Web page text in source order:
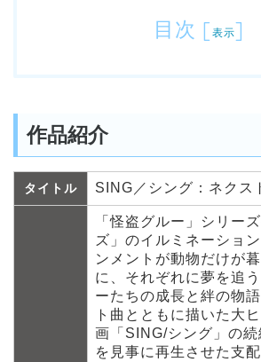
目次 [ 表示]
作品紹介
タイトル SING／シング：ネクス
「怪盗グルー」シリー
ズ」のイルミネーショ
ンメントが動物だけが
に、それぞれに夢を追
ーたちの成長と絆の物
ト曲とともに描いた大
画「SING/シング」の
を見事に再生させた支